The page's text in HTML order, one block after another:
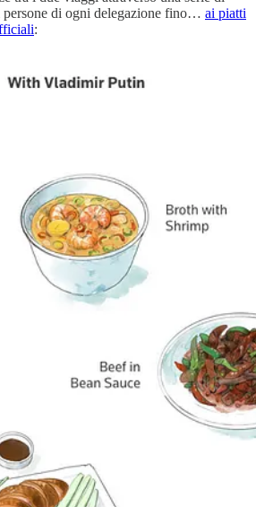
di ogni delegazione fino… ai piatti
: